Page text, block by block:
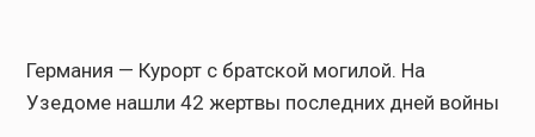
Германия — Курорт с братской могилой. На
Узедоме нашли 42 жертвы последних дней войны